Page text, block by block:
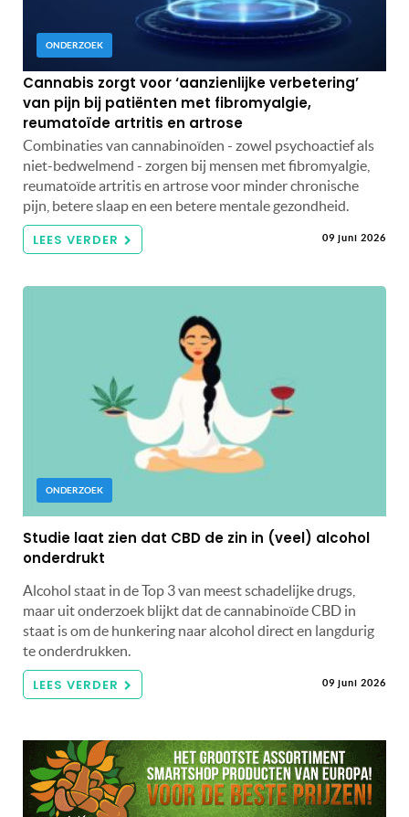
ONDERZOEK
Cannabis zorgt voor ‘aanzienlijke verbetering’
van pijn bij patiënten met fibromyalgie,
reumatoïde artritis en artrose
Combinaties van cannabinoïden - zowel psychoactief als
niet-bedwelmend - zorgen bij mensen met fibromyalgie,
reumatoïde artritis en artrose voor minder chronische
pijn, betere slaap en een betere mentale gezondheid.
LEES VERDER 09 juni 2026
ONDERZOEK
Studie laat zien dat CBD de zin in (veel) alcohol
onderdrukt
Alcohol staat in de Top 3 van meest schadelijke drugs,
maar uit onderzoek blijkt dat de cannabinoïde CBD in
staat is om de hunkering naar alcohol direct en langdurig
te onderdrukken.
LEES VERDER 09 juni 2026